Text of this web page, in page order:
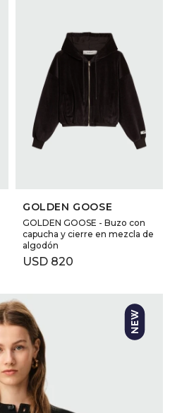
GOLDEN GOOSE
GOLDEN GOOSE - Buzo con
capucha y cierre en mezcla de
algodón
USD 820